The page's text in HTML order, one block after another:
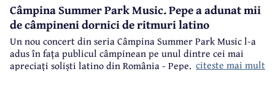
Câmpina Summer Park Music. Pepe a adunat mii
de câmpineni dornici de ritmuri latino
Un nou concert din seria Câmpina Summer Park Music l-a
adus în fața publicul câmpinean pe unul dintre cei mai
apreciați soliști latino din România - Pepe. citeste mai mult